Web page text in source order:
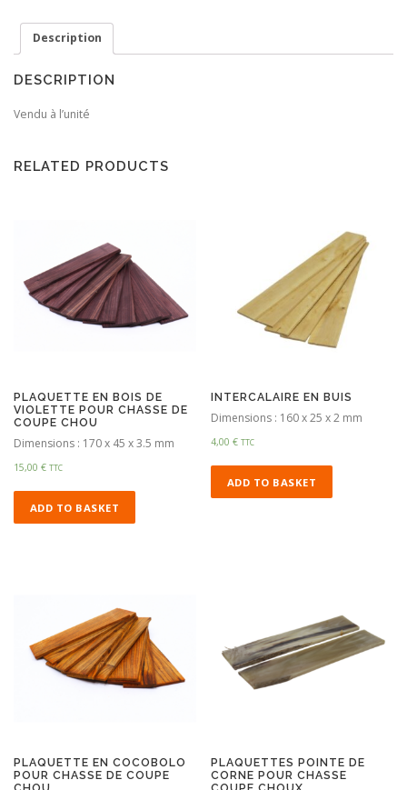
Description
DESCRIPTION
Vendu à l’unité
RELATED PRODUCTS
PLAQUETTE EN BOIS DE
VIOLETTE POUR CHASSE DE
COUPE CHOU
Dimensions : 170 x 45 x 3.5 mm
15,00 € TTC
ADD TO BASKET
INTERCALAIRE EN BUIS
Dimensions : 160 x 25 x 2 mm
4,00€ TTC
ADD TO BASKET
PLAQUETTE EN COCOBOLO
POUR CHASSE DE COUPE
PLAQUETTES POINTE DE
CORNE POUR CHASSE